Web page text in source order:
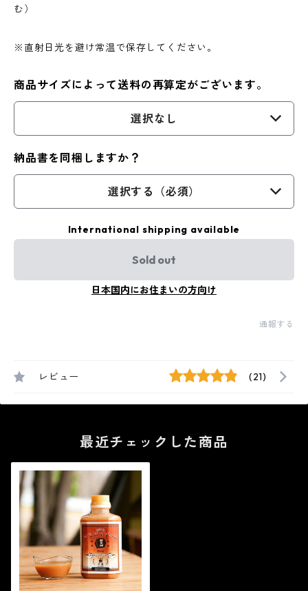
む）
※直射日光を避け常温で保存してください。
商品サイズによって送料の再算定がございます。
選択なし
納品書を同梱しますか？
選択する（必須）
International shipping available
Sold out
日本国内にお住まいの方向け
通報する
レビュー (21)
最近チェックした商品